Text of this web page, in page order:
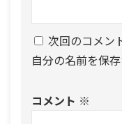
次回のコメン
自分の名前を保存
コメント ※